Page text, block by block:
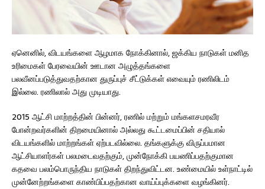
ஏனெனில், விடயங்களை ஆழமாக நோக்கினால், ஜக்கிய நாடுகள் மனித
உரிமைகள் பேரவையின் ஊடான அழுத்தங்களை
பலவீனப்படுத்துவதற்கான துருப்புச் சீட்டுக்கள் எவையும் ரணிலிடம்
இல்லை. ரணிலால் அது முடியாது.
2015 ஆட்சி மாற்றத்தின் பின்னர், ரணில் மற்றும் மங்களசமரவீர
போன்றவர்களின் திறமையினால் அல்லது கூட்டமைப்பின் சதியால்
விடயங்களில் மாற்றங்கள் ஏற்படவில்லை. தங்களுக்கு விருப்பமான
ஆட்சியாளர்கள் பலமடைவதற்கும், முன்நோக்கி பயணிப்பதற்குமான
கதவை பலம்பொருந்திய நாடுகள் திறந்துவிட்டன. உண்மையில் உள்நாட்டில்
முன்னேற்றங்களை காண்பிப்பதற்கான வாய்ப்புக்களை வழங்கினர்.